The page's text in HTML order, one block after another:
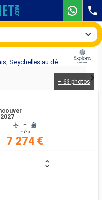
Croisière EXPLORA III : Canada, États-Unis, Seychelles au départ de Vancouver
+ 63 photos
+
dès
7 274 €
Compagnies